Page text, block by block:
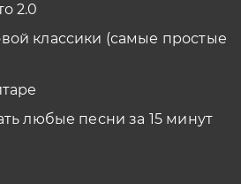
2.0
классики (самые простые
любые песни за 15 минут